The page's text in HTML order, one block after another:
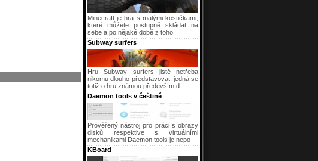
Minecraft je hra s malými kostičkami,
které můžete postupně skládat na
sebe a po nějaké době z toho
Subway surfers
Hru Subway surfers jistě netřeba
nikomu dlouho představovat, jedná se
totiž o hru známou především d
Daemon tools v češtině
Prověřený nástroj pro práci s obrazy
disků respektive s virtuálními
mechanikami Daemon tools je nepo
KBoard